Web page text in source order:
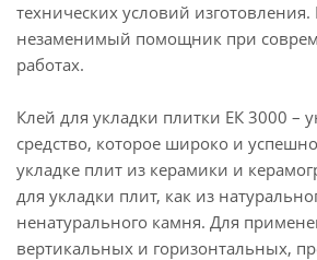
технических условий изготовления.
незаменимый помощник при
работах.
Клей для укладки плитки ЕК 3000 –
средство, которое широко и
укладке плит из керамики и
для укладки плит, как из
ненатурального камня. Для
вертикальных и горизонтальных,